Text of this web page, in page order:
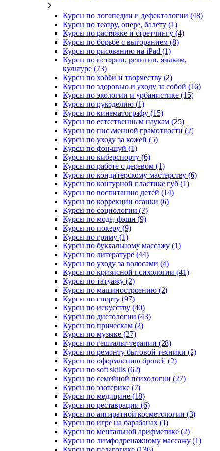
Курсы по логопедии и дефектологии (48)
Курсы по театру, опере, балету (1)
Курсы по растяжке и стретчингу (4)
Курсы по борьбе с выгоранием (8)
Курсы по рисованию на iPad (1)
Курсы по истории, религии, языкам,
культуре (73)
Курсы по хобби и творчеству (2)
Курсы по здоровью и уходу за собой (16)
Курсы по экологии и урбанистике (15)
Курсы по рукоделию (1)
Курсы по кинематографу (15)
Курсы по естественным наукам (25)
Курсы по письменной грамотности (2)
Курсы по уходу за кожей (5)
Курсы по фэн-шуй (1)
Курсы по киберспорту (6)
Курсы по работе с деревом (1)
Курсы по кондитерскому мастерству (6)
Курсы по контурной пластике губ (1)
Курсы по воспитанию детей (14)
Курсы по коррекции осанки (6)
Курсы по социологии (7)
Курсы по моде, фэшн (9)
Курсы по покеру (9)
Курсы по гриму (1)
Курсы по буккальному массажу (1)
Курсы по литературе (44)
Курсы по уходу за волосами (4)
Курсы по кризисной психологии (41)
Курсы по татуажу (2)
Курсы по машиностроению (2)
Курсы по спорту (97)
Курсы по искусству (40)
Курсы по диетологии (43)
Курсы по прическам (2)
Курсы по музыке (27)
Курсы по гештальт-терапии (28)
Курсы по ремонту бытовой техники (2)
Курсы по оформлению бровей (2)
Курсы по soft skills (62)
Курсы по семейной психологии (27)
Курсы по эзотерике (7)
Курсы по медицине (18)
Курсы по реставрации (6)
Курсы по аппаратной косметологии (3)
Курсы по игре на барабанах (1)
Курсы по ментальной арифметике (2)
Курсы по лимфодренажному массажу (1)